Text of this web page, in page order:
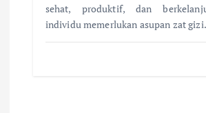
sehat, produktif, dan
individu memerlukan asupan zat